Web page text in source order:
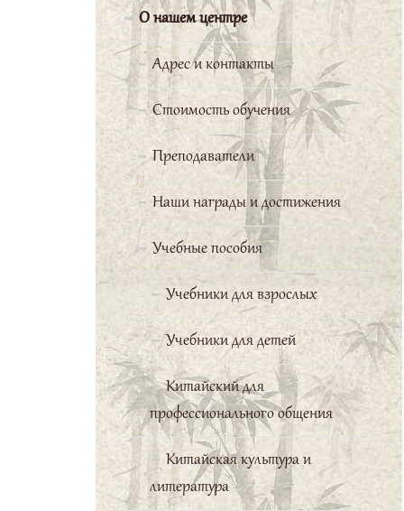
О нашем центре
Адрес и контакты
Стоимость обучения
Преподаватели
Наши награды и достижения
Учебные пособия
Учебники для взрослых
Учебники для детей
Китайский для
профессионального общения
Китайская культура и
литература
доходчиво, поэтому изучение
даже такого сложного языка, как
китайский, становится
простым.
Баранова Мария
Мне нравится
заниматься в
Школе Конфуция.
Профессор Бай Вэньчан очень
доброжелательный
преподаватель. Он старается
уделить время каждому ученику.
Группа подобралась очень
хорошая, поэтому изучение
этого трудного языка проходит
без напряжения.